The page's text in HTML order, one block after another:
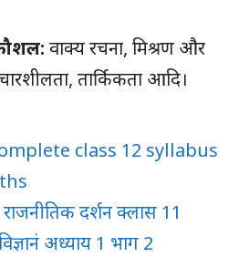
वाक्य रचना, मिश्रण और
तार्किकता आदि।
class 12 syllabus
दर्शन क्लास 11
अध्याय 1 भाग 2